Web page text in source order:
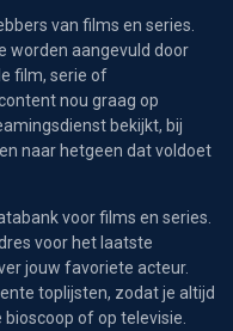
van films en series.
worden aangevuld door
film, serie of
nou graag op
bekijkt, bij
naar hetgeen dat voldoet
voor films en series.
voor het laatste
jouw favoriete acteur.
toplijsten, zodat je altijd
of op televisie.